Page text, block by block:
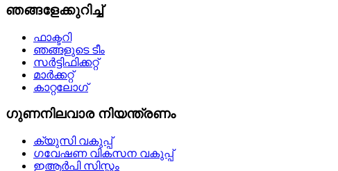
ഞങ്ങളേക്കുറിച്ച്
ഫാക്ടറി
ഞങ്ങളുടെ ടീം
സർട്ടിഫിക്കറ്റ്
മാർക്കറ്റ്
കാറ്റലോഗ്
ഗുണനിലവാര നിയന്ത്രണം
ക്യുസി വകുപ്പ്
ഗവേഷണ വികസന വകുപ്പ്
ഇആർപി സിസ്റ്റം